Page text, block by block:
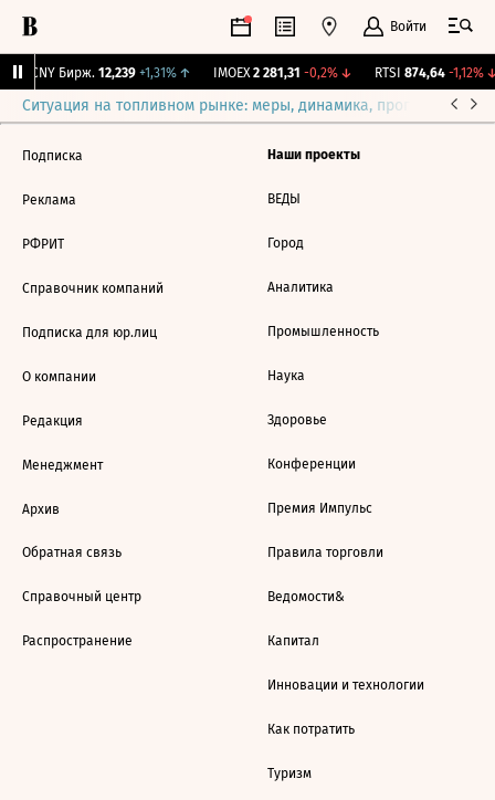
Войти
CNY Бирж. 12,239 +1,31%↑ IMOEX 2 281,31 -0,2%↓ RTSI 874,64 -1,12%↓
Ситуация на топливном рынке: меры, динамика, прогнозы
Подписка
Реклама
РФРИТ
Справочник компаний
Подписка для юр.лиц
О компании
Редакция
Менеджмент
Архив
Обратная связь
Справочный центр
Распространение
Наши проекты
ВЕДЫ
Город
Аналитика
Промышленность
Наука
Здоровье
Конференции
Премия Импульс
Правила торговли
Ведомости&
Капитал
Инновации и технологии
Как потратить
Туризм